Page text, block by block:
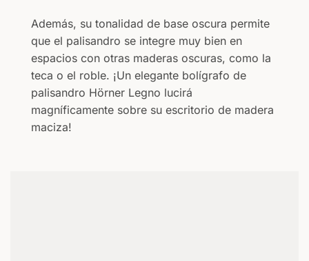
Además, su tonalidad de base oscura permite
que el palisandro se integre muy bien en
espacios con otras maderas oscuras, como la
teca o el roble. ¡Un elegante bolígrafo de
palisandro Hörner Legno lucirá
magníficamente sobre su escritorio de madera
maciza!